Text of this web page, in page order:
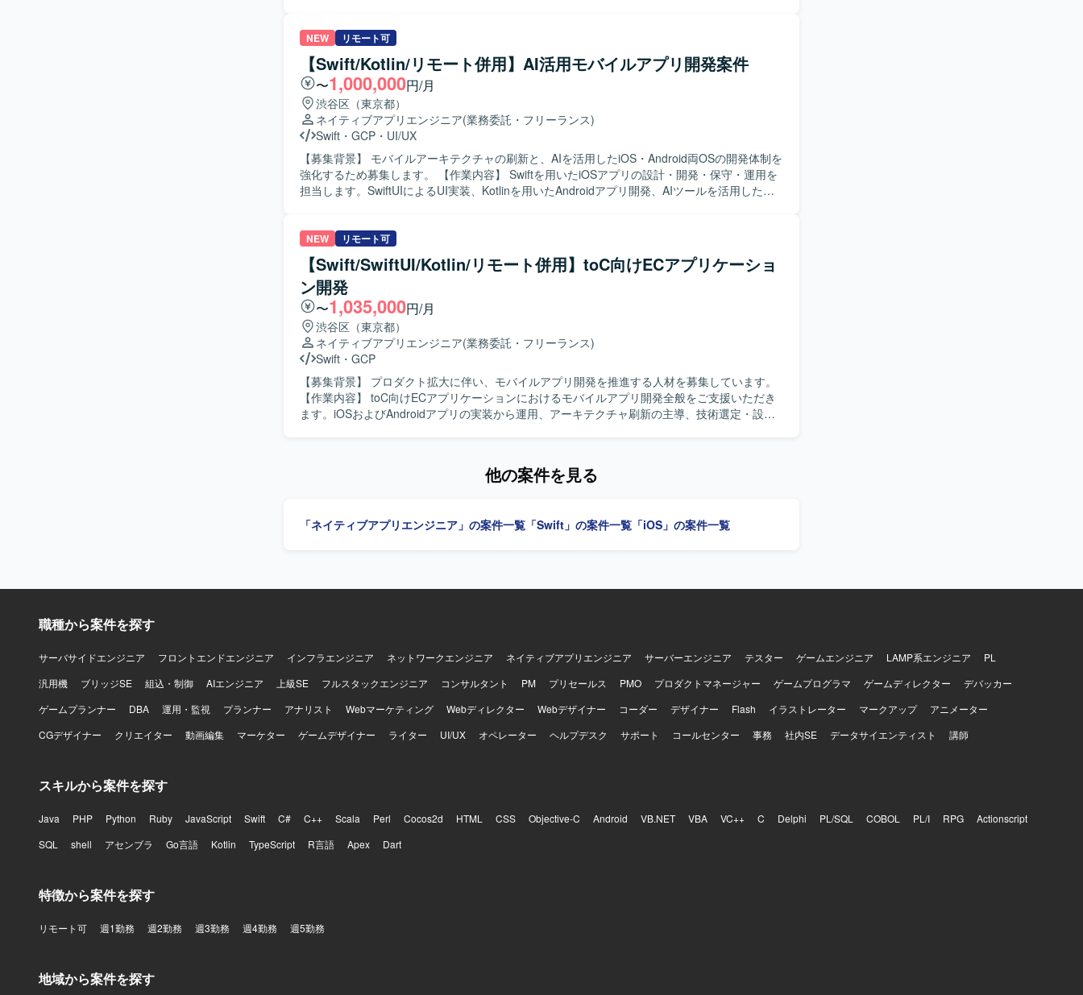
クチャ設計を含めた実装・運用全般を担っていただきます。あわせて、Kotlinを用いたAndroid
アプリ開発にも関与し、Jetpack ComposeによるUI実装など、iOS側の知見を活かした両OSで
の開発を行っていただきます。ClaudeなどのAIツールを活用しながら実装計画の策定、コード
生成、レビューの効率化を進め、モバイルアーキテクチャの設計やドメイン分離による開発並
列性向上に向けた刷新を推進していただきます。また、PdM・デザイナーと連携しつつ、事業
数値やKPIに基づいた機能開発、リリース後の効果分析までを通してプロダクト開発全般に関わ
っていただきます。 【求める人物像】 プロダクトのミッションやバリューに共感し、EC体験
の可能性に興味をお持ちの方を求めています。変化の大きい環境の中でも挑戦を楽しみ、ソフ
トウェアを軸に大きなチャレンジをしたいと考えている方にマッチします。事業や顧客に近い
距離で数値やユーザーの声を捉えながら、主体的に開発をリードしていける方を歓迎します。
【ポジションの魅力】 少数精鋭のチームにおいて、自ら設計したモバイルアーキテクチャの上
Android両OSの「二刀流」開発プロセスを自ら設計し、AI時代のモバイル開発の在り方を実践し
ながら探求していくことができます。EC×ゲーム×ソーシャルが組み合わさった複雑なドメイン
で、高度な状態管理やパフォーマンス最適化に取り組むことで、エンジニアとしての技術力を
大きく高めていただけます。 【開発環境】 Swift、Kotlin、Goを用いた開発を行い、UIフレーム
ワークとしてSwiftUIやJetpack Composeを採用しています。Android Architecture Components
やMVVMなどのアーキテクチャを活用し、XcodeおよびAndroid Studio上で開発を進めます。イ
ンフラにはGoogle Cloudを用い、gRPCやProtocol Buffersによる通信、BitriseやGitHub
Actions、Cloud Buildを用いたCI/CDを構築しています。Terraformによる構成管理、Crashlytics
やCloud Monitoringなどのモニタリング基盤、BigQueryやLooker Studioによる分析基盤、Autify
によるQA自動化、ClaudeやGitHub CopilotなどのAIツール群、GitHub・Slack・Notion・Figma
を組み合わせたモダンな開発環境で、アジャイル開発を実践しています。
NEW リモート可
【Swift/Kotlin/リモート併用】AI活用モバイルアプリ開発案件
〜1,000,000円/月
渋谷区（東京都）
ネイティブアプリエンジニア(業務委託・フリーランス)
Swift ・ GCP ・ UI/UX
【募集背景】 モバイルアーキテクチャの刷新と、AIを活用したiOS・Android両OSの開発体制を
強化するため募集します。 【作業内容】 Swiftを用いたiOSアプリの設計・開発・保守・運用を
担当します。SwiftUIによるUI実装、Kotlinを用いたAndroidアプリ開発、AIツールを活用した実
クトの価値向上に向けて、オーナーシップを持ち挑戦を続けられる方を求めています。変化の
速い環境で、チームと連携しながら成果創出に取り組める方に適したポジションです。 【ポジ
ションの魅力】 モバイルアーキテクチャの設計や技術選定に深く関与できます。AIを活用した
iOS・Android両OSの開発プロセスを構築し、複雑なEC・ゲーム・ソーシャル領域における高
難度な技術課題に取り組めます。 【開発環境】 Swift、Kotlin、Go、SwiftUI、Jetpack
Compose、Google Cloud、gRPC、Protocol Buffers、Bitrise、GitHub Actions、Terraform、
BigQuery、Figmaなどを使用します。
NEW リモート可
【Swift/SwiftUI/Kotlin/リモート併用】toC向けECアプリケーショ
ン開発
〜1,035,000円/月
渋谷区（東京都）
ネイティブアプリエンジニア(業務委託・フリーランス)
Swift ・ GCP
【募集背景】 プロダクト拡大に伴い、モバイルアプリ開発を推進する人材を募集しています。
【作業内容】 toC向けECアプリケーションにおけるモバイルアプリ開発全般をご支援いただき
ます。iOSおよびAndroidアプリの実装から運用、アーキテクチャ刷新の主導、技術選定・設計
組み、関係者と連携しながら開発を推進できる方を求めています。 【ポジションの魅力】 プロ
Cloud Build、Terraform、BigQuery、Looker Studio、Claude、Codex、Cursor、Gemini、
他の案件を見る
「ネイティブアプリエンジニア」の案件一覧 「Swift」の案件一覧 「iOS」の案件一覧
職種から案件を探す
サーバサイドエンジニア フロントエンドエンジニア インフラエンジニア ネットワークエンジニア ネイティブアプリエンジニア サーバーエンジニア テスター ゲームエンジニア LAMP系エンジニア
PL
汎用機
ブリッジSE 組込・制御 AIエンジニア 上級SE フルスタックエンジニア コンサルタント PM プリセールス PMO プロダクトマネージャー ゲームプログラマ ゲームディレクター
デバッカー
ゲームプランナー
DBA 運用・監視 プランナー アナリスト Webマーケティング Webディレクター Webデザイナー コーダー デザイナー Flash イラストレーター マークアップ
アニメーター
CGデザイナー
クリエイター 動画編集 マーケター ゲームデザイナー ライター UI/UX オペレーター ヘルプデスク サポート コールセンター 事務 社内SE データサイエンティスト 講師
スキルから案件を探す
Java PHP Python Ruby JavaScript Swift C# C++ Scala Perl Cocos2d HTML CSS Objective-C Android VB.NET VBA VC++ C Delphi PL/SQL COBOL PL/I RPG
Actionscript
SQL
shell アセンブラ Go言語 Kotlin TypeScript R言語 Apex Dart
特徴から案件を探す
リモート可 週1勤務 週2勤務 週3勤務 週4勤務 週5勤務
地域から案件を探す